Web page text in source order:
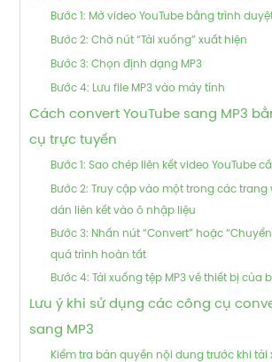
Bước 1: Mở video YouTube bằng trình
Bước 2: Chờ nút “Tải xuống” xuất hiện
Bước 3: Chọn định dạng MP3
Bước 4: Lưu file MP3 vào máy tính
Cách convert YouTube sang MP3
cụ trực tuyến
Bước 1: Sao chép liên kết video YouTube
Bước 2: Truy cập vào một trong các trang
dán liên kết vào ô nhập liệu
Bước 3: Nhấn nút “Convert” hoặc
quá trình hoàn tất
Bước 4: Tải xuống tệp MP3 về thiết bị của
Lưu ý khi sử dụng các công cụ
sang MP3
Kiểm tra bản quyền nội dung trước khi tải